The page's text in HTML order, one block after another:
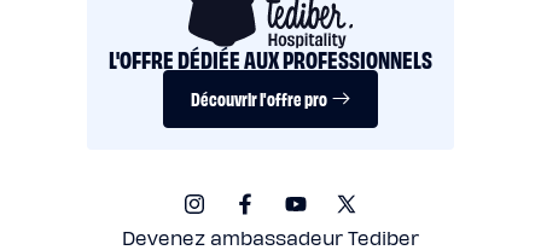
L'OFFRE DÉDIÉE AUX PROFESSIONNELS
Découvrir l'offre pro
InstagramFacebookYouTube
X
(Twitter)
Devenez ambassadeur Tediber